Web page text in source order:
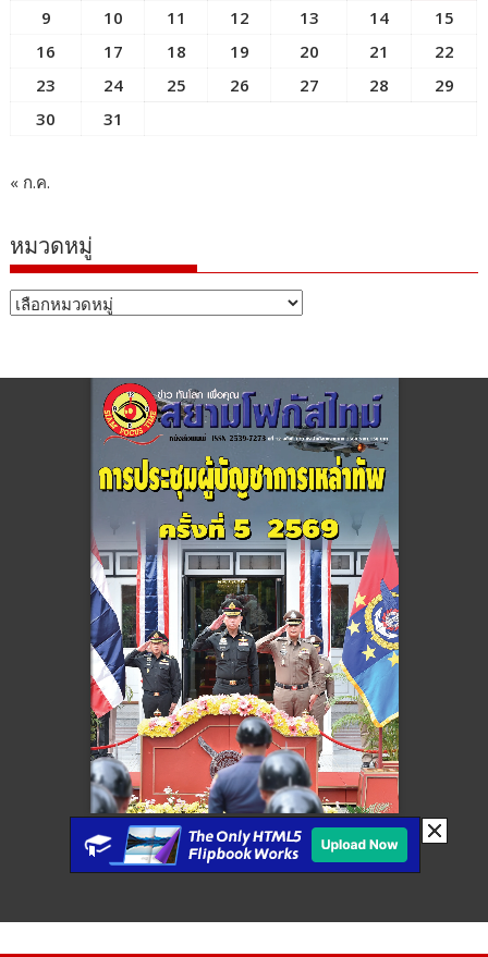
9
10 11 12 13 14
15
16
17 18 19 20 21
22
23
24 25 26 27 28
29
30
31
« ก.ค.
หมวดหมู่
หมวด